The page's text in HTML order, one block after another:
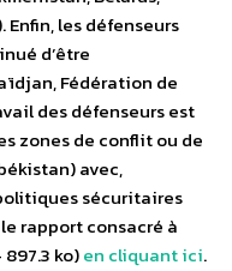
les défenseurs
d’être
Fédération de
des défenseurs est
zones de conflit ou de
avec,
sécuritaires
rapport consacré à
897.3 ko)en cliquant ici.